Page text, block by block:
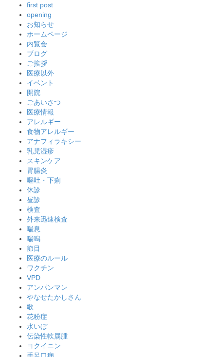
first post
opening
お知らせ
ホームページ
内覧会
ブログ
ご挨拶
医療以外
イベント
開院
ごあいさつ
医療情報
アレルギー
食物アレルギー
アナフィラキシー
乳児湿疹
スキンケア
胃腸炎
嘔吐・下痢
休診
昼診
検査
外来迅速検査
喘息
喘鳴
節目
医療のルール
ワクチン
VPD
アンパンマン
やなせたかしさん
歌
花粉症
水いぼ
伝染性軟属腫
ヨクイニン
手足口病